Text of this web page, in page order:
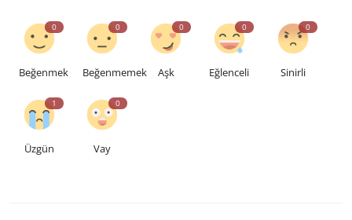
0
Beğenmek
0
Beğenmemek
0
Aşk
0
Eğlenceli
0
Sinirli
1
Üzgün
0
Vay